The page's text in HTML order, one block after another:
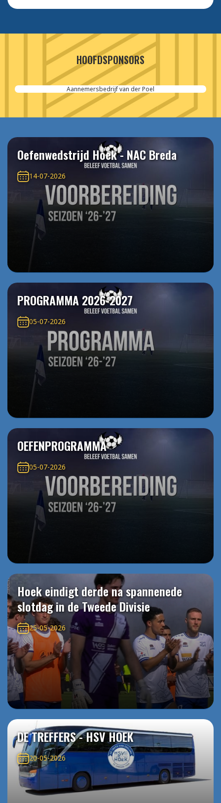
HOOFDSPONSORS
Aannemersbedrijf van der Poel
Oefenwedstrijd Hoek - NAC Breda
14-07-2026
PROGRAMMA 2026-2027
05-07-2026
OEFENPROGRAMMA
05-07-2026
Hoek eindigt derde na spannenede
slotdag in de Tweede Divisie
25-05-2026
DE TREFFERS - HSV HOEK
20-05-2026